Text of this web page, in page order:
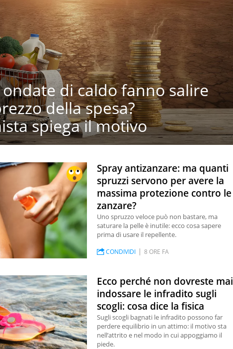
ondate di caldo fanno salire
della spesa?
spiega il motivo
Spray antizanzare: ma quanti
spruzzi servono per avere la
massima protezione contro le
zanzare?
Uno spruzzo veloce può non bastare, ma
saturare la pelle è inutile: ecco cosa sapere
prima di usare il repellente.
CONDIVIDI 8 ORE FA
Ecco perché non dovreste mai
indossare le infradito sugli
scogli: cosa dice la fisica
Sugli scogli bagnati le infradito possono far
perdere equilibrio in un attimo: il motivo sta
nell’attrito e nel modo in cui appoggiamo il
piede.